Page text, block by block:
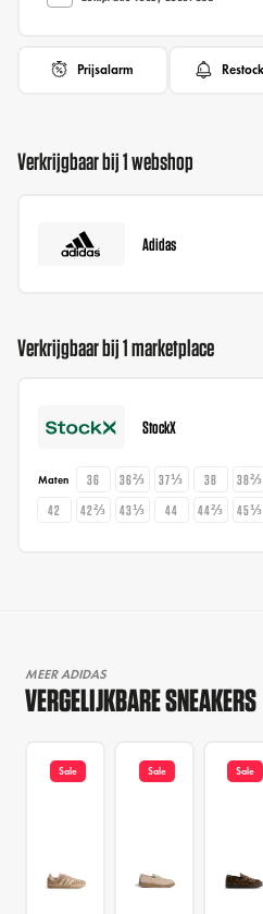
Prijsalarm
Verkrijgbaar bij 1 webshop
Adidas
Verkrijgbaar bij 1 marketplace
StockX
Maten 36 36⅔ 37⅓ 38 38⅔
42
42⅔ 43⅓ 44 44⅔ 45⅓
MEER ADIDAS
VERGELIJKBARE SNEAKERS
Sale Sale Sale